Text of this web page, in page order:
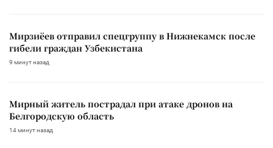
Мирзиёев отправил спецгруппу в Нижнекамск после
гибели граждан Узбекистана
9 минут назад
Мирный житель пострадал при атаке дронов на
Белгородскую область
14 минут назад